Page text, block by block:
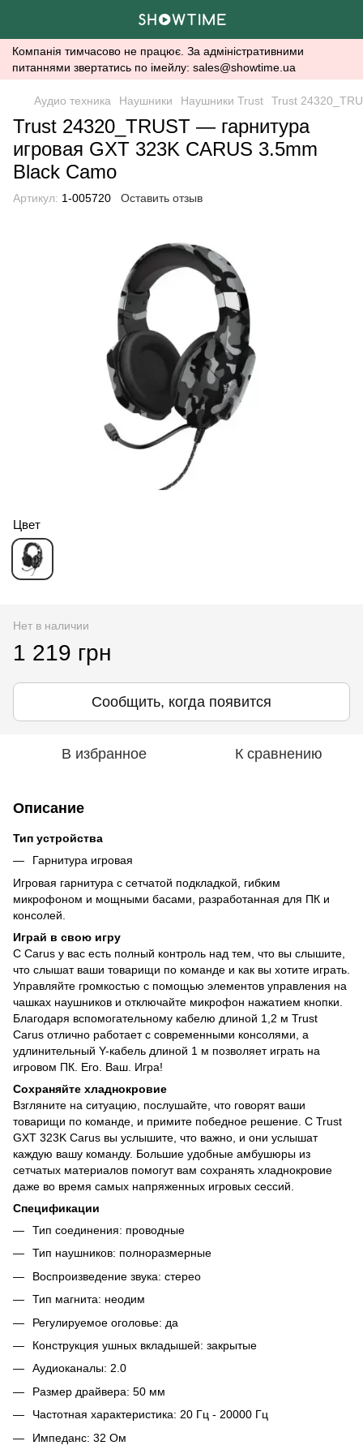
Компанія тимчасово не працює. За адміністративними
питаннями звертатись по імейлу: sales@showtime.ua
Аудио техника Наушники Наушники Trust Trust
Trust 24320_TRUST — гарнитура
игровая GXT 323K CARUS 3.5mm
Black Camo
Артикул: 1-005720 Оставить отзыв
Цвет
Нет в наличии
1 219 грн
Сообщить, когда появится
В избранное К сравнению
Описание
Тип устройства
Гарнитура игровая
Игровая гарнитура с сетчатой подкладкой, гибким
микрофоном и мощными басами, разработанная для ПК и
консолей.
Играй в свою игру
С Carus у вас есть полный контроль над тем, что вы слышите,
что слышат ваши товарищи по команде и как вы хотите играть.
Управляйте громкостью с помощью элементов управления на
чашках наушников и отключайте микрофон нажатием кнопки.
Благодаря вспомогательному кабелю длиной 1,2 м Trust
Carus отлично работает с современными консолями, а
удлинительный Y-кабель длиной 1 м позволяет играть на
игровом ПК. Его. Ваш. Игра!
Сохраняйте хладнокровие
Взгляните на ситуацию, послушайте, что говорят ваши
товарищи по команде, и примите победное решение. С Trust
GXT 323K Carus вы услышите, что важно, и они услышат
каждую вашу команду. Большие удобные амбушюры из
сетчатых материалов помогут вам сохранять хладнокровие
даже во время самых напряженных игровых сессий.
Спецификации
Тип соединения: проводные
Тип наушников: полноразмерные
Воспроизведение звука: стерео
Тип магнита: неодим
Регулируемое оголовье: да
Конструкция ушных вкладышей: закрытые
Аудиоканалы: 2.0
Размер драйвера: 50 мм
Частотная характеристика: 20 Гц - 20000 Гц
Импеданс: 32 Ом